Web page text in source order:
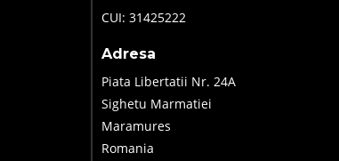
CUI: 31425222
Adresa
Piata Libertatii Nr. 24A
Sighetu Marmatiei
Maramures
Romania